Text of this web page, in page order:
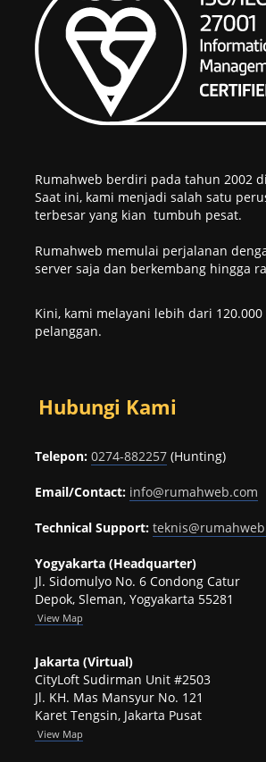
Rumahweb berdiri pada tahun 2002
Saat ini, kami menjadi salah satu
terbesar yang kian tumbuh pesat.
Rumahweb memulai perjalanan
server saja dan berkembang hingga
Kini, kami melayani lebih dari
pelanggan.
Hubungi Kami
Telepon: 0274-882257 (Hunting)
Email/Contact: info@rumahweb.com
Technical Support:
Yogyakarta (Headquarter)
Jl. Sidomulyo No. 6 Condong Catur
Depok, Sleman, Yogyakarta 55281
View Map
Jakarta (Virtual)
CityLoft Sudirman Unit #2503
Jl. KH. Mas Mansyur No. 121
Karet Tengsin, Jakarta Pusat
View Map